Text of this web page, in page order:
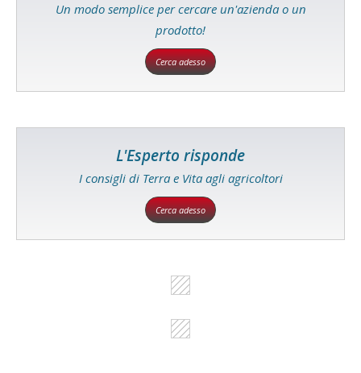
Un modo semplice per cercare un'azienda o un
prodotto!
Cerca adesso
L'Esperto risponde
I consigli di Terra e Vita agli agricoltori
Cerca adesso